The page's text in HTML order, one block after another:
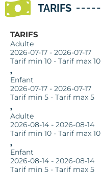
TARIFS
TARIFS
Adulte
2026-07-17 - 2026-07-17
Tarif min 10 - Tarif max 10
,
Enfant
2026-07-17 - 2026-07-17
Tarif min 5 - Tarif max 5
,
Adulte
2026-08-14 - 2026-08-14
Tarif min 10 - Tarif max 10
,
Enfant
2026-08-14 - 2026-08-14
Tarif min 5 - Tarif max 5